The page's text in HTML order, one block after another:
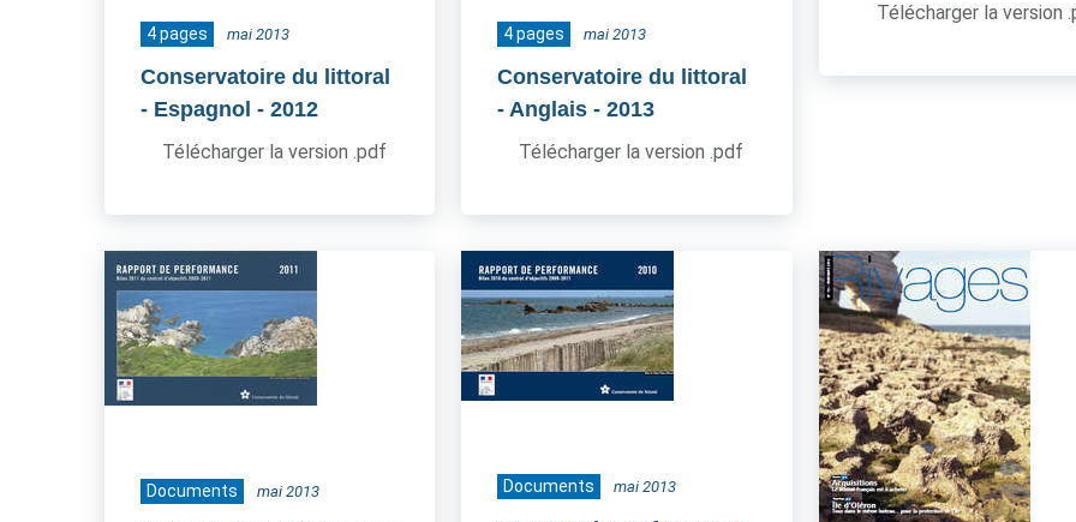
4 pages mai 2013
Conservatoire du littoral
- Espagnol - 2012
Télécharger la version .pdf
4 pages mai 2013
Conservatoire du littoral
- Anglais - 2013
Télécharger la version .pdf
Télécharger la version
Documents mai 2013 Documents mai 2013